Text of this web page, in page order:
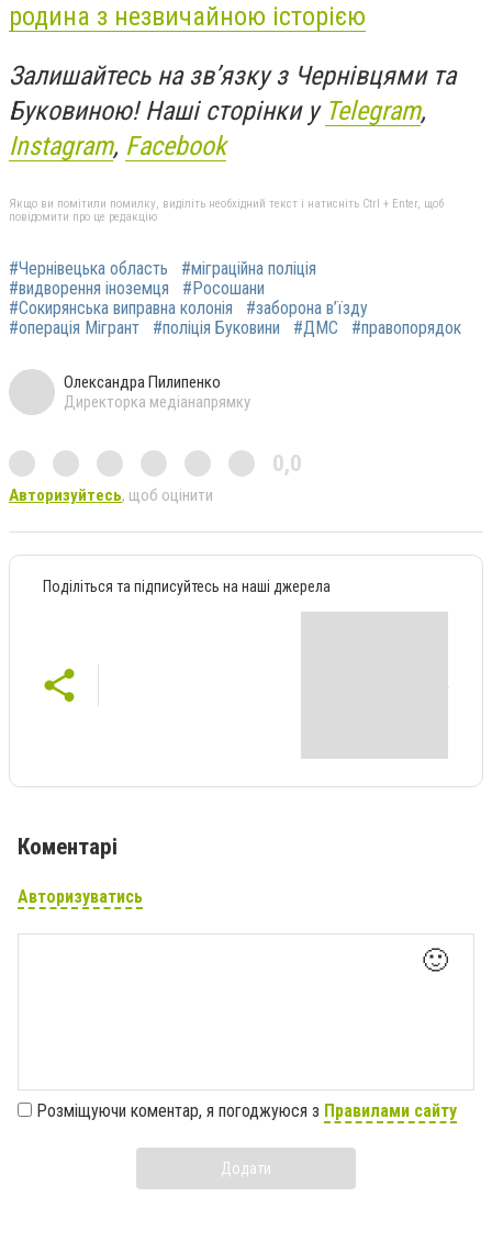
родина з незвичайною історією
Залишайтесь на зв’язку з Чернівцями та
Буковиною! Наші сторінки у Telegram,
Instagram, Facebook
Якщо ви помітили помилку, виділіть необхідний текст і натисніть Ctrl + Enter, щоб
повідомити про це редакцію
#Чернівецька область
#міграційна поліція
#видворення іноземця
#Росошани
#Сокирянська виправна колонія
#заборона в’їзду
#операція Мігрант
#поліція Буковини #ДМС #правопорядок
Олександра Пилипенко
Директорка медіанапрямку
0,0
Авторизуйтесь, щоб оцінити
Поділіться та підписуйтесь на наші джерела
Коментарі
Авторизуватись
🙂
Розміщуючи коментар, я погоджуюся з Правилами сайту
Додати